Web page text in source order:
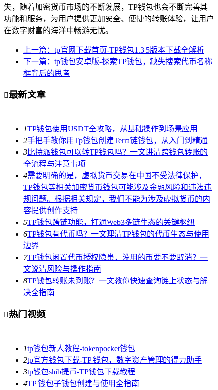
失，随着加密货币市场的不断发展，TP钱包也会不断完善其
功能和服务，为用户提供更加安全、便捷的转账体验，让用户
在数字财富的海洋中畅游无忧。
上一篇：tp官网下载首页-TP钱包1.3.5版本下载全解析
下一篇：tp钱包安卓版-探索TP钱包，缺失搜索代币名称
框背后的思考
最新文章
1TP钱包使用USDT全攻略，从基础操作到场景应用
2手把手教你用Tp钱包创建Terra链钱包，从入门到精通
3比特派钱包可以转TP钱包吗？一文讲清跨钱包转账的
全流程与注意事项
4需要明确的是，虚拟货币交易在中国不受法律保护，
TP钱包等相关加密货币钱包可能涉及金融风险和违法违
规问题。根据相关规定，我们不能为涉及虚拟货币的内
容提供创作支持
5TP钱包跨链功能，打通Web3多链生态的关键枢纽
6TP钱包有代币吗？一文理清TP钱包的代币生态与使用
边界
7TP钱包闲置代币授权隐患，没用的币要不要取消？一
文说清风险与操作指南
8TP钱包转账未到账？一文教你快速查询链上状态与解
决全指南
热门视频
1tp钱包新人教程-tokenpocket钱包
2tp官方钱包下载-TP 钱包，数字资产管理的得力助手
3tp钱包shib提币-TP钱包下载教程
4TP 钱包子钱包创建与使用全指南